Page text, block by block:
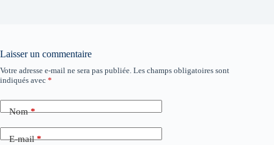
Laisser un commentaire
Votre adresse e-mail ne sera pas publiée. Les champs obligatoires sont
indiqués avec *
Nom*
E-mail*